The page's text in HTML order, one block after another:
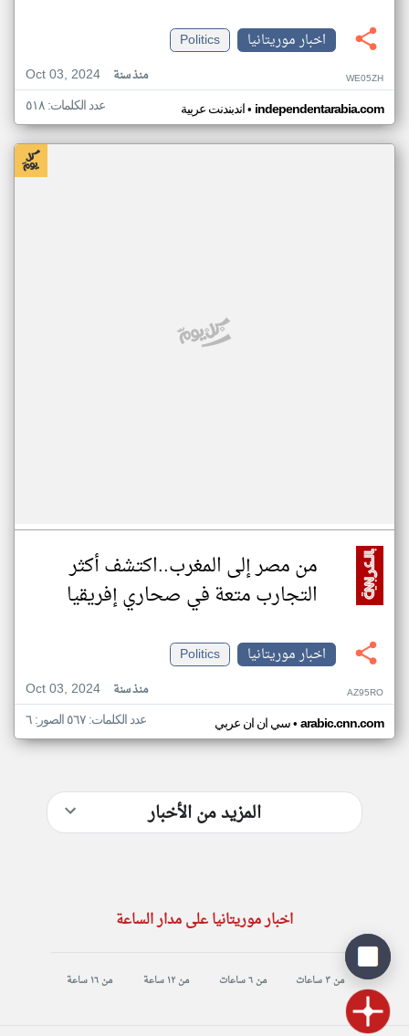
اخبار موريتانيا
Politics
Oct 03, 2024
منذ سنة WE05ZH
اندبندنت عربية• independentarabia.com عدد الكلمات: ٥١٨
من مصر إلى المغرب..اكتشف أكثر
التجارب متعة في صحاري إفريقيا
اخبار موريتانيا
Politics
Oct 03, 2024
منذ سنة AZ95RO
سي ان ان عربي• arabic.cnn.com عدد الكلمات: ٥٦٧ الصور: ٦
المزيد من الأخبار
اخبار موريتانيا على مدار الساعة
من ٣ ساعات من ٦ ساعات من ١٢ ساعة من ١٦ ساعة